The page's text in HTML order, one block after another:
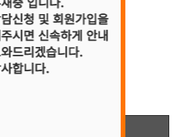
이 없습니다.